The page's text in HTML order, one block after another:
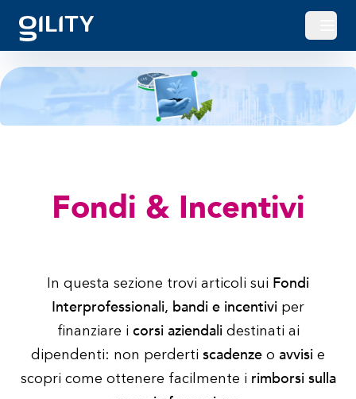
Apri
Fondi & Incentivi
In questa sezione trovi articoli sui Fondi
Interprofessionali, bandi e incentivi per
finanziare i corsi aziendali destinati ai
dipendenti: non perderti scadenze o avvisi e
scopri come ottenere facilmente i rimborsi sulla